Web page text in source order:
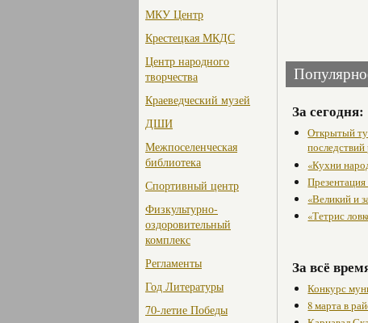
МКУ Центр
Крестецкая МКДС
Центр народного
творчества
Краеведческий музей
ДШИ
Межпоселенческая
библиотека
Спортивный центр
Физкультурно-
оздоровительный
комплекс
Регламенты
Год Литературы
70-летие Победы
За сегодня:
Открытый
«Кухни
«Великий и
«Тетрис
За всё
Конкурс
8 марта в